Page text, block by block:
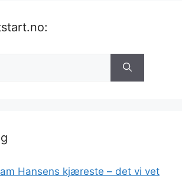
Hansens kjæreste – det vi vet